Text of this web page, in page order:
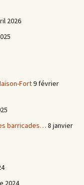
2026
Fort9 février
barricades… 8 janvier
2024